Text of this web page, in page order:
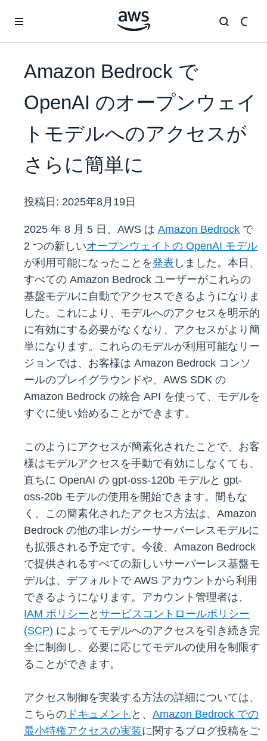
Amazon Bedrock で
OpenAI のオープンウェイ
トモデルへのアクセスが
さらに簡単に
投稿日: 2025年8月19日
2025 年 8 月 5 日、AWS は Amazon Bedrock で
2 つの新しいオープンウェイトの OpenAI モデル
が利用可能になったことを発表 しました。本日、
すべての Amazon Bedrock ユーザーがこれらの
基盤モデルに自動でアクセスできるようになりま
した。これにより、モデルへのアクセスを明示的
に有効にする必要がなくなり、アクセスがより簡
単になります。これらのモデルが利用可能なリー
ジョンでは、お客様は Amazon Bedrock コンソ
ールのプレイグラウンドや、AWS SDK の
Amazon Bedrock の統合 API を使って、モデルを
すぐに使い始めることができます。
このようにアクセスが簡素化されたことで、お客
様はモデルアクセスを手動で有効にしなくても、
直ちに OpenAI の gpt-oss-120b モデルと gpt-
oss-20b モデルの使用を開始できます。間もな
く、この簡素化されたアクセス方法は、Amazon
Bedrock の他の非レガシーサーバーレスモデルに
も拡張される予定です。今後、Amazon Bedrock
で提供されるすべての新しいサーバーレス基盤モ
デルは、デフォルトで AWS アカウントから利用
できるようになります。アカウント管理者は、
IAM ポリシー と サービスコントロールポリシー
(SCP) によってモデルへのアクセスを引き続き完
全に制御し、必要に応じてモデルの使用を制限す
ることができます。
アクセス制御を実装する方法の詳細については、
こちらの ドキュメント と、 Amazon Bedrock での
最小特権アクセスの実装に関するブログ投稿をご